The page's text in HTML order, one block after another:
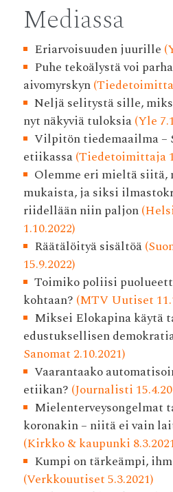
Mediassa
Eriarvoisuuden juurille
Puhe tekoälystä voi
aivomyrskyn
Neljä selitystä sille,
nyt näkyviä tuloksia(Yle
Vilpitön tiedemaailma –
etiikassa(Tiedetoimittaja
Olemme eri mieltä
mukaista, ja siksi
riidellään niin paljon
1.10.2022)
Räätälöityä sisältöä
15.9.2022)
Toimiko poliisi
kohtaan? (MTV Uutiset
Miksei Elokapina käytä
edustuksellisen
Sanomat 2.10.2021)
Vaarantaako
etiikan? (Journalisti
Mielenterveysongelmat
koronakin – niitä ei vain
(Kirkko & kaupunki
Kumpi on tärkeämpi,
(Verkkouutiset 5.3.2021)